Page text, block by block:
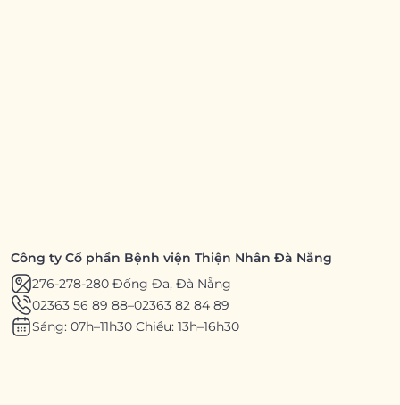
Công ty Cổ phần Bệnh viện Thiện Nhân Đà Nẵng
276-278-280 Đống Đa, Đà Nẵng
02363 56 89 88–02363 82 84 89
Sáng: 07h–11h30 Chiều: 13h–16h30